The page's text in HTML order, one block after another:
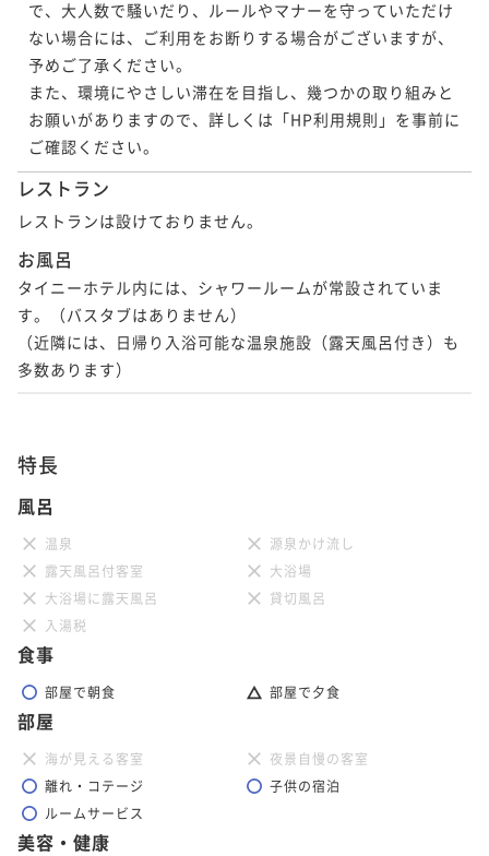
で、大人数で騒いだり、ルールやマナーを守っていただけ
ない場合には、ご利用をお断りする場合がございますが、
予めご了承ください。
また、環境にやさしい滞在を目指し、幾つかの取り組みと
お願いがありますので、詳しくは「HP利用規則」を事前に
ご確認ください。
レストラン
レストランは設けておりません。
お風呂
タイニーホテル内には、シャワールームが常設されていま
す。（バスタブはありません）
（近隣には、日帰り入浴可能な温泉施設（露天風呂付き）も
多数あります）
特長
風呂
温泉
源泉かけ流し
露天風呂付客室
大浴場
大浴場に露天風呂
貸切風呂
入湯税
食事
部屋で朝食 部屋で夕食
部屋
海が見える客室
夜景自慢の客室
離れ・コテージ
子供の宿泊
ルームサービス
美容・健康